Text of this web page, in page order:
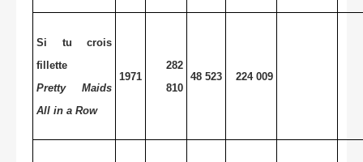
Si tu crois
fillette
Pretty Maids
All in a Row
1971
282
810
48 523 224 009